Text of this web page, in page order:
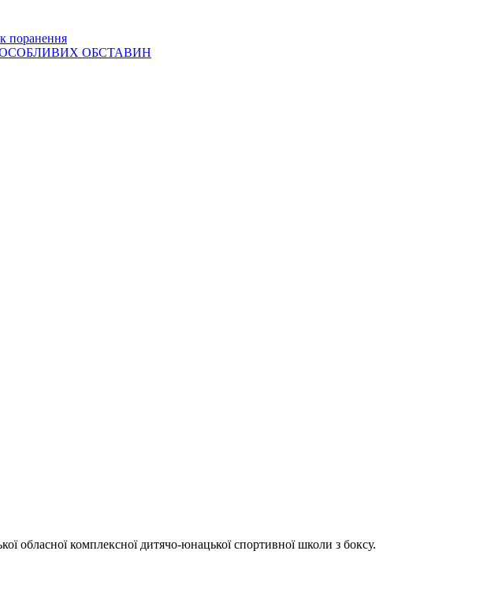
поранення
ОСОБЛИВИХ ОБСТАВИН
обласної комплексної дитячо-юнацької спортивної школи з боксу.